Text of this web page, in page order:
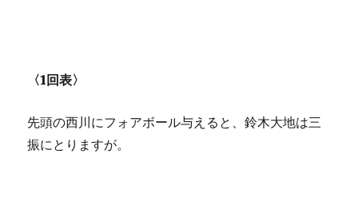
〈1回表〉
先頭の西川にフォアボール与えると、鈴木大地は三
振にとりますが。